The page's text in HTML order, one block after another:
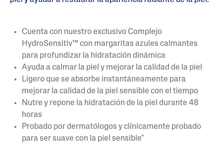
Cuenta con nuestro exclusivo Complejo
HydroSensitiv™ con margaritas azules calmantes
para profundizar la hidratación dinámica
Ayuda a calmar la piel y mejorar la calidad de la piel
Ligero que se absorbe instantáneamente para
mejorar la calidad de la piel sensible con el tiempo
Nutre y repone la hidratación de la piel durante 48
horas
Probado por dermatólogos y clínicamente probado
para ser suave con la piel sensible"